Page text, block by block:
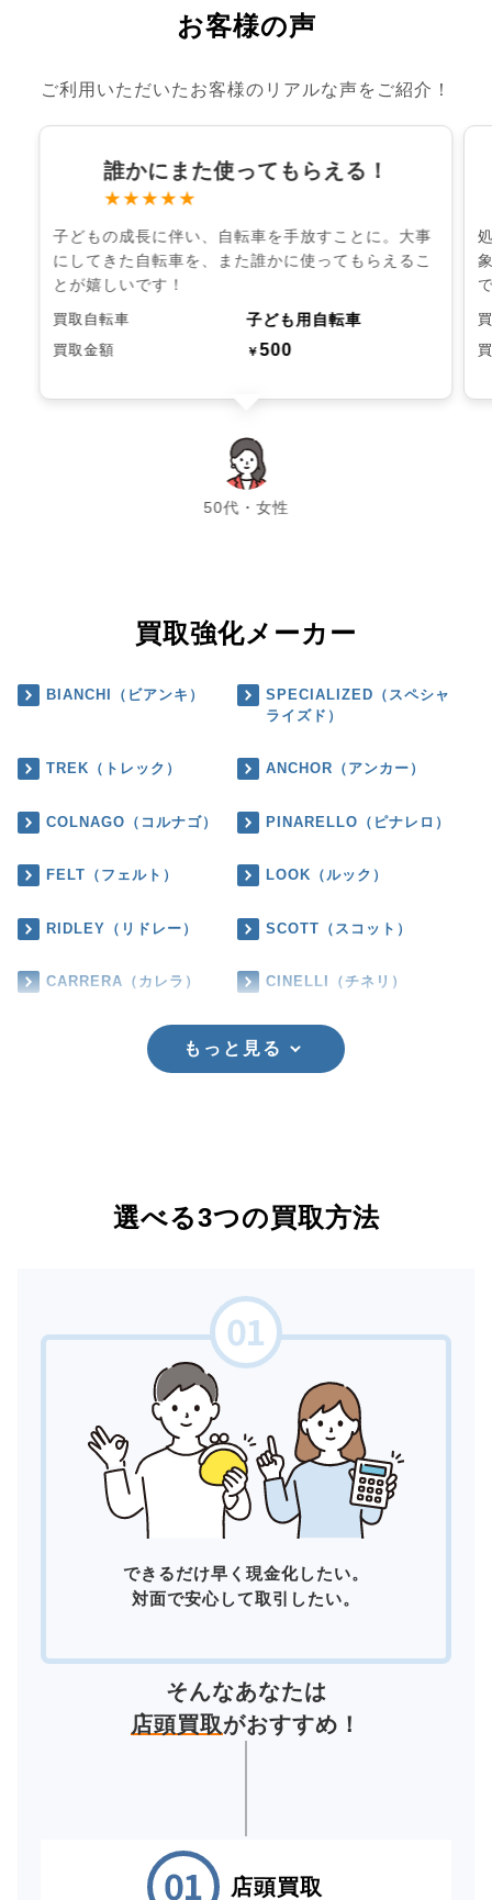
お客様の声
ご利用いただいたお客様のリアルな声をご紹介！
誰かにまた使ってもらえる！
★★★★★
子どもの成長に伴い、自転車を手放すことに。大事
にしてきた自転車を、また誰かに使ってもらえるこ
とが嬉しいです！
買取自転車 子ども用自転車
買取金額 ￥500
50代・女性
chevron_left chevron_right
買取強化メーカー
BIANCHI（ビアンキ）
SPECIALIZED（スペシャ
ライズド）
TREK（トレック） ANCHOR（アンカー）
COLNAGO（コルナゴ） PINARELLO（ピナレロ）
FELT（フェルト） LOOK（ルック）
RIDLEY（リドレー） SCOTT（スコット）
CARRERA（カレラ） CINELLI（チネリ）
もっと見る
選べる3つの買取方法
できるだけ早く現金化したい。
対面で安心して取引したい。
そんなあなたは
店頭買取がおすすめ！
店頭買取